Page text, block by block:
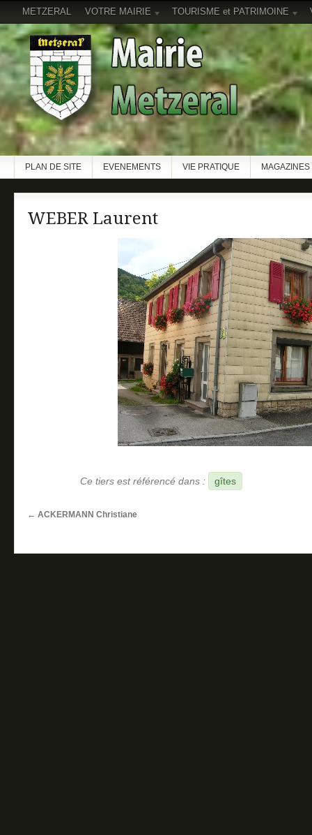
METZERAL VOTRE MAIRIE TOURISME et PATRIMOINE
PLAN DE SITE EVENEMENTS VIE PRATIQUE
WEBER Laurent
Ce tiers est référencé dans : gîtes
← ACKERMANN Christiane